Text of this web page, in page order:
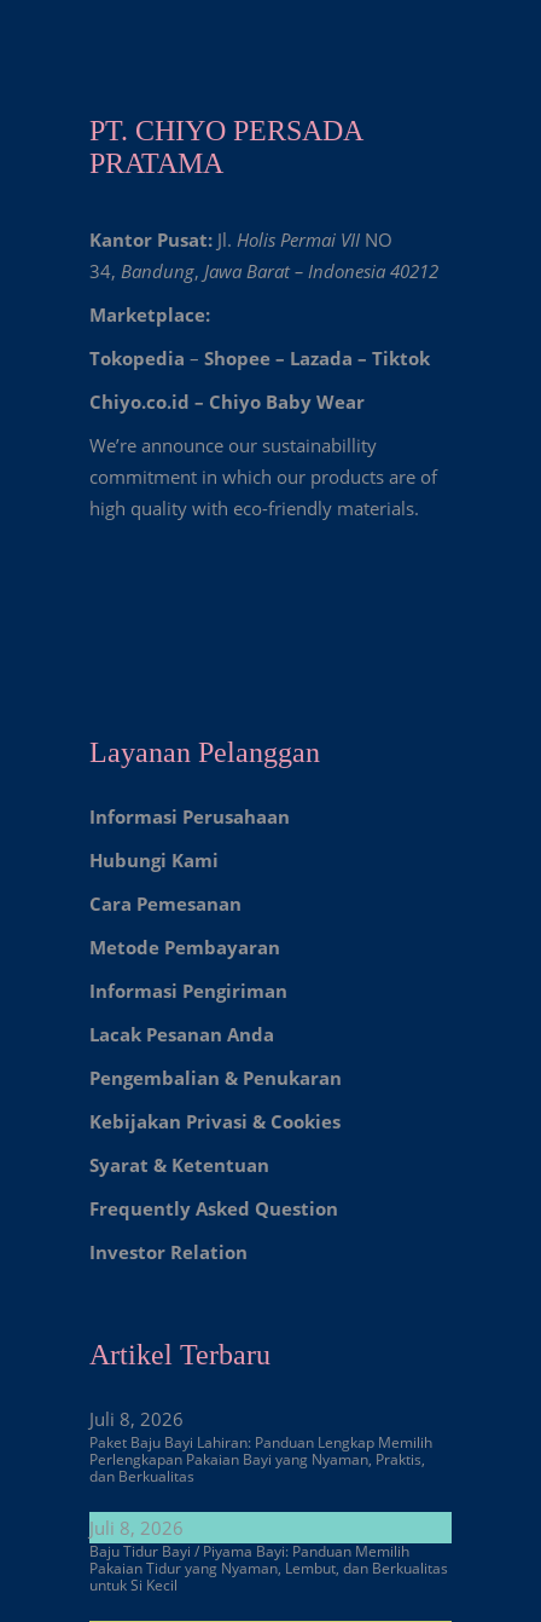
PT. CHIYO PERSADA
PRATAMA
Kantor Pusat: Jl. Holis Permai VII NO
34, Bandung, Jawa Barat – Indonesia 40212
Marketplace:
Tokopedia – Shopee – Lazada – Tiktok
Chiyo.co.id – Chiyo Baby Wear
We’re announce our sustainabillity
commitment in which our products are of
high quality with eco-friendly materials.
Layanan Pelanggan
Informasi Perusahaan
Hubungi Kami
Cara Pemesanan
Metode Pembayaran
Informasi Pengiriman
Lacak Pesanan Anda
Pengembalian & Penukaran
Kebijakan Privasi & Cookies
Syarat & Ketentuan
Frequently Asked Question
Investor Relation
Artikel Terbaru
Juli 8, 2026
Paket Baju Bayi Lahiran: Panduan Lengkap Memilih
Perlengkapan Pakaian Bayi yang Nyaman, Praktis,
dan Berkualitas
Juli 8, 2026
Baju Tidur Bayi / Piyama Bayi: Panduan Memilih
Pakaian Tidur yang Nyaman, Lembut, dan Berkualitas
untuk Si Kecil